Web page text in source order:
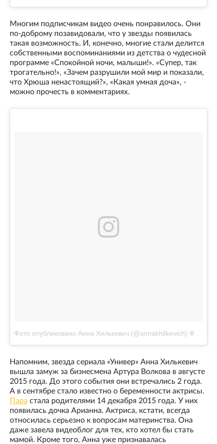
Многим подписчикам видео очень понравилось. Они
по-доброму позавидовали, что у звезды появилась
такая возможность. И, конечно, многие стали делится
собственными воспоминаниями из детства о чудесной
программе «Спокойной ночи, малыши!». «Супер, так
трогательно!», «Зачем разрушили мой мир и показали,
что Хрюша ненастоящий?», «Какая умная доча», -
можно прочесть в комментариях.
Фото опубликовано Анна Хилькевич (@annakhilkevich) Фев 8 2017 в 8:17 PST
Напомним, звезда сериала «Универ» Анна Хилькевич
вышла замуж за бизнесмена Артура Волкова в августе
2015 года. До этого события они встречались 2 года.
А в сентябре стало известно о беременности актрисы.
Пара стала родителями 14 декабря 2015 года. У них
появилась дочка Арианна. Актриса, кстати, всегда
относилась серьезно к вопросам материнства. Она
даже завела видеоблог для тех, кто хотел бы стать
мамой. Кроме того, Анна уже признавалась